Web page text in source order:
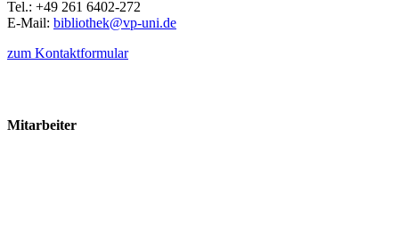
Tel.: +49 261 6402-272
E-Mail: bibliothek@vp-uni.de
zum Kontaktformular
Mitarbeiter